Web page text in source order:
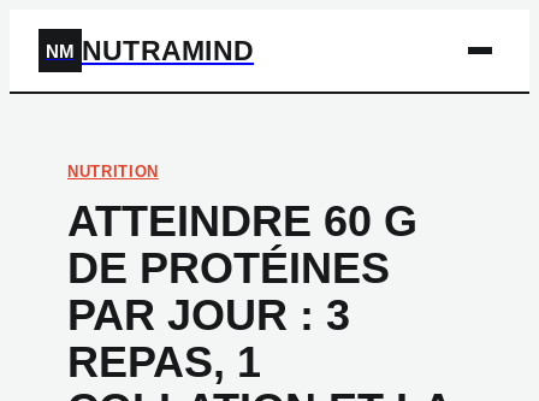
NM NUTRAMIND
NUTRITION
ATTEINDRE 60 G
DE PROTÉINES
PAR JOUR : 3
REPAS, 1